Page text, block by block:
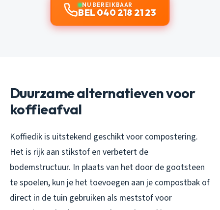
NU BEREIKBAAR
BEL 040 218 21 23
Duurzame alternatieven voor
koffieafval
Koffiedik is uitstekend geschikt voor compostering.
Het is rijk aan stikstof en verbetert de
bodemstructuur. In plaats van het door de gootsteen
te spoelen, kun je het toevoegen aan je compostbak of
direct in de tuin gebruiken als meststof voor